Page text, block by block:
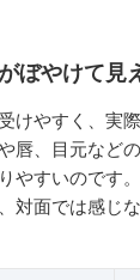
ぼやけて見
けやすく、実
唇、目元など
やすいのです
対面では感じ